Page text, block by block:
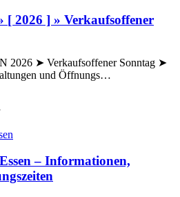
[ 2026 ] » Verkaufsoffener
2026 ➤ Verkaufsoffener Sonntag ➤
und Öffnungs…
– Informationen,